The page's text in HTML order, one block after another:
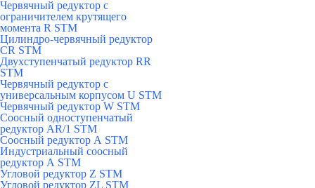
Червячный редуктор с
ограничителем крутящего
момента R STM
Цилиндро-червячный редуктор
СR STM
Двухступенчатый редуктор RR
STM
Червячный редуктор с
универсальным корпусом U STM
Червячный редуктор W STM
Соосный одноступенчатый
редуктор AR/1 STM
Соосный редуктор А STM
Индустриальный соосный
редуктор А STM
Угловой редуктор Z STM
Угловой редуктор ZL STM